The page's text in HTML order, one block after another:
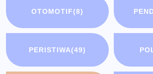
OTOMOTIF(8)
PERISTIWA(49)